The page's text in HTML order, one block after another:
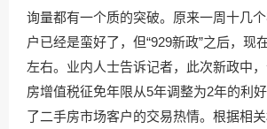
询量都有一个质的突破。原来一周十几
户已经是蛮好了，但“929新政”之后，现
左右。业内人士告诉记者，此次新政中
房增值税征免年限从5年调整为2年的利
了二手房市场客户的交易热情。根据相